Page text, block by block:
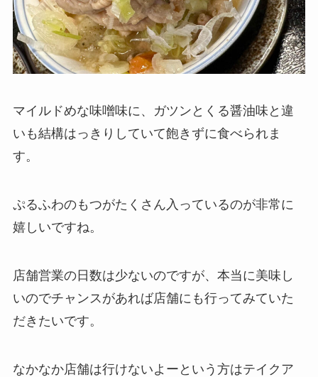
マイルドめな味噌味に、ガツンとくる醤油味と違
いも結構はっきりしていて飽きずに食べられま
す。
ぷるふわのもつがたくさん入っているのが非常に
嬉しいですね。
店舗営業の日数は少ないのですが、本当に美味し
いのでチャンスがあれば店舗にも行ってみていた
だきたいです。
なかなか店舗は行けないよーという方はテイクア